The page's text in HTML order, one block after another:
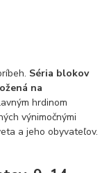
L.O.L. OMG Bábiky
Séria blokov
na
hrdinom
výnimočnými
a jeho obyvateľov.